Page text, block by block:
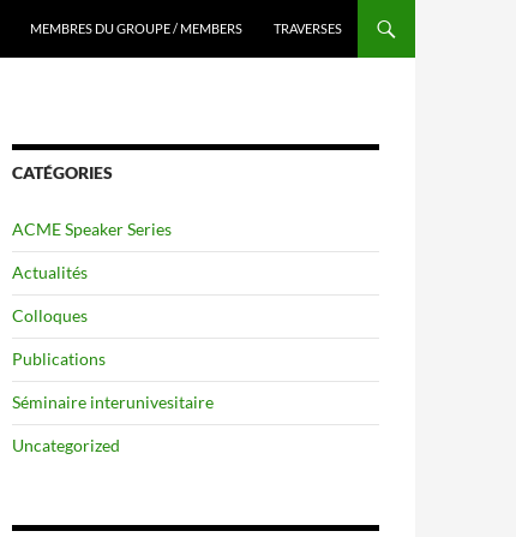
MEMBRES DU GROUPE / MEMBERS TRAVERSES
CATÉGORIES
ACME Speaker Series
Actualités
Colloques
Publications
Séminaire interunivesitaire
Uncategorized